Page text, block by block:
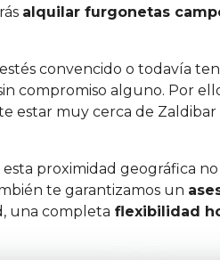
alquilar furgonetas
convencido o todavía
compromiso alguno. Por
estar muy cerca de
esta proximidad geográfica
te garantizamos un
una completa flexibilidad